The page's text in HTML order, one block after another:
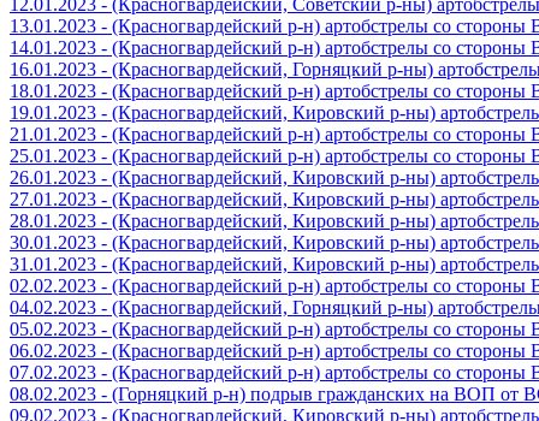
13.01.2023 - (Красногвардейский р-н) артобстрелы со
14.01.2023 - (Красногвардейский р-н) артобстрелы со
16.01.2023 - (Красногвардейский, Горняцкий р-ны)
18.01.2023 - (Красногвардейский р-н) артобстрелы со
19.01.2023 - (Красногвардейский, Кировский р-ны)
21.01.2023 - (Красногвардейский р-н) артобстрелы со
25.01.2023 - (Красногвардейский р-н) артобстрелы со
26.01.2023 - (Красногвардейский, Кировский р-ны)
27.01.2023 - (Красногвардейский, Кировский р-ны)
28.01.2023 - (Красногвардейский, Кировский р-ны)
30.01.2023 - (Красногвардейский, Кировский р-ны)
31.01.2023 - (Красногвардейский, Кировский р-ны)
02.02.2023 - (Красногвардейский р-н) артобстрелы со
04.02.2023 - (Красногвардейский, Горняцкий р-ны)
05.02.2023 - (Красногвардейский р-н) артобстрелы со
06.02.2023 - (Красногвардейский р-н) артобстрелы со
07.02.2023 - (Красногвардейский р-н) артобстрелы со
08.02.2023 - (Горняцкий р-н) подрыв гражданских на ВОП от
09.02.2023 - (Красногвардейский, Кировский р-ны)